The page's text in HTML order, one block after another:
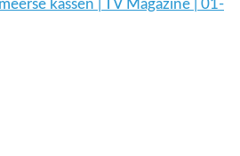
kassen | TV Magazine | 01-